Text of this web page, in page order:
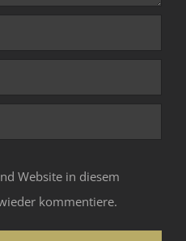
Website in diesem
kommentiere.